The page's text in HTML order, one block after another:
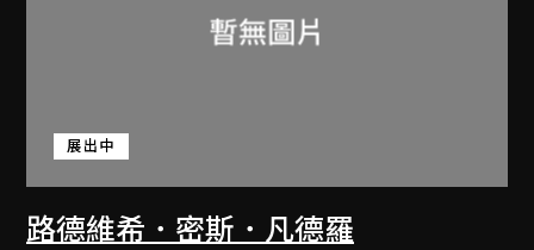
路德維希．密斯．凡德羅
展出中